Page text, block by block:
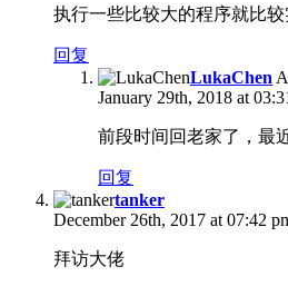
执行一些比较大的程序就比
回复
LukaChen
January 29th, 2018 at
前段时间回老家了，最
回复
tanker
December 26th, 2017 at 07:42
拜访大佬